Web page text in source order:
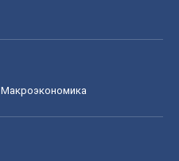
Mакроэкономика